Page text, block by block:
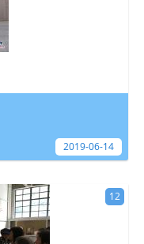
2019-06-14
12